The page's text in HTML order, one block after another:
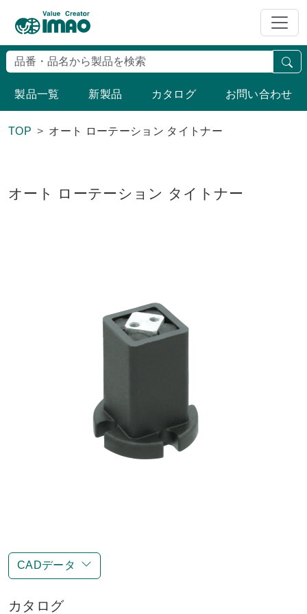
製品一覧 新製品 カタログ お問い合わせ
TOP オート ローテーション タイトナー
オート ローテーション タイトナー
CADデータ
カタログ